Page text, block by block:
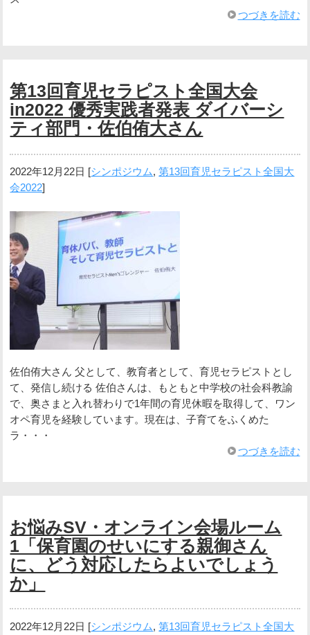
つづきを読む
第13回育児セラピスト全国大会
in2022 優秀実践者発表 ダイバーシ
ティ部門・佐伯侑大さん
2022年12月22日 [シンポジウム,第13回育児セラピスト全国大
会2022]
佐伯侑大さん 父として、教育者として、育児セラピストとし
て、発信し続ける 佐伯さんは、もともと中学校の社会科教諭
で、奥さまと入れ替わりで1年間の育児休暇を取得して、ワン
オペ育児を経験しています。現在は、子育てをふくめた
ラ・・・
つづきを読む
お悩みSV・オンライン会場ルーム
1「保育園のせいにする親御さん
に、どう対応したらよいでしょう
か」
2022年12月22日 [シンポジウム,第13回育児セラピスト全国大